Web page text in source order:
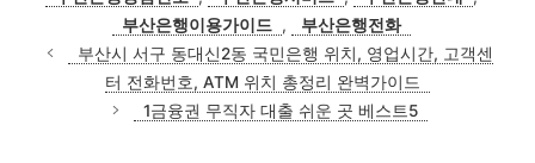
부산은행이용가이드 ,
부산은행전화
부산시 서구 동대신2동 국민은행 위치, 영업시간, 고객센
터 전화번호, ATM 위치 총정리 완벽가이드
1금융권 무직자 대출 쉬운 곳 베스트5